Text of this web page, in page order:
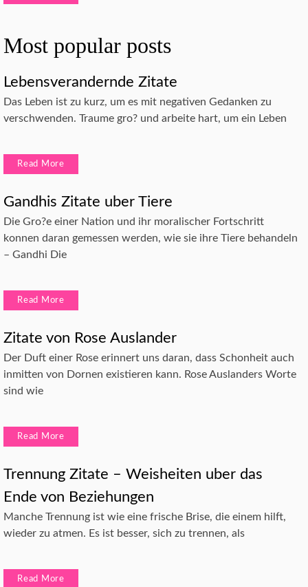
Most popular posts
Lebensverandernde Zitate
Das Leben ist zu kurz, um es mit negativen Gedanken zu
verschwenden. Traume gro? und arbeite hart, um ein Leben
Read More
Gandhis Zitate uber Tiere
Die Gro?e einer Nation und ihr moralischer Fortschritt
konnen daran gemessen werden, wie sie ihre Tiere behandeln
– Gandhi Die
Read More
Zitate von Rose Auslander
Der Duft einer Rose erinnert uns daran, dass Schonheit auch
inmitten von Dornen existieren kann. Rose Auslanders Worte
sind wie
Read More
Trennung Zitate – Weisheiten uber das
Ende von Beziehungen
Manche Trennung ist wie eine frische Brise, die einem hilft,
wieder zu atmen. Es ist besser, sich zu trennen, als
Read More